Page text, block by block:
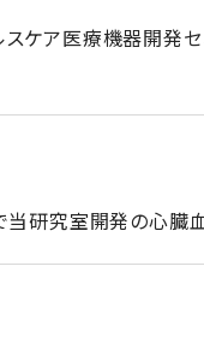
スケア医療機器開発
で当研究室開発の心